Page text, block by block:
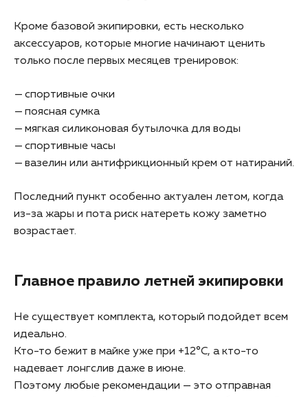
Кроме базовой экипировки, есть несколько
аксессуаров, которые многие начинают ценить
только после первых месяцев тренировок:
спортивные очки
поясная сумка
мягкая силиконовая бутылочка для воды
спортивные часы
вазелин или антифрикционный крем от натираний.
Последний пункт особенно актуален летом, когда
из-за жары и пота риск натереть кожу заметно
возрастает.
Главное правило летней экипировки
Не существует комплекта, который подойдет всем
идеально.
Кто-то бежит в майке уже при +12°C, а кто-то
надевает лонгслив даже в июне.
Поэтому любые рекомендации — это отправная